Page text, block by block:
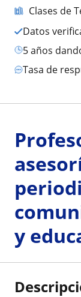
Clases de
Datos
5 años
Tasa de
y